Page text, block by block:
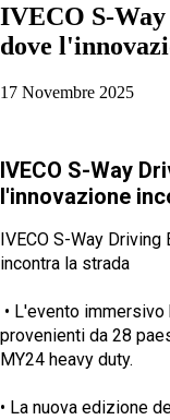
IVECO S-
dove
17 Novembre 2025
IVECO S-Way
l'innovazione
IVECO S-Way
incontra la strada
• L'evento
provenienti da 28
MY24 heavy duty.
• La nuova edizione